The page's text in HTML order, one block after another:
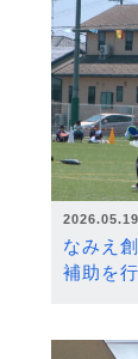
2026.05.19
なみえ
補助を